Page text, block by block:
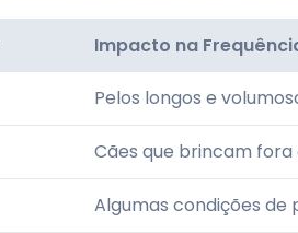
Impacto na
Pelos longos e
Cães que brincam fora
Algumas condições de